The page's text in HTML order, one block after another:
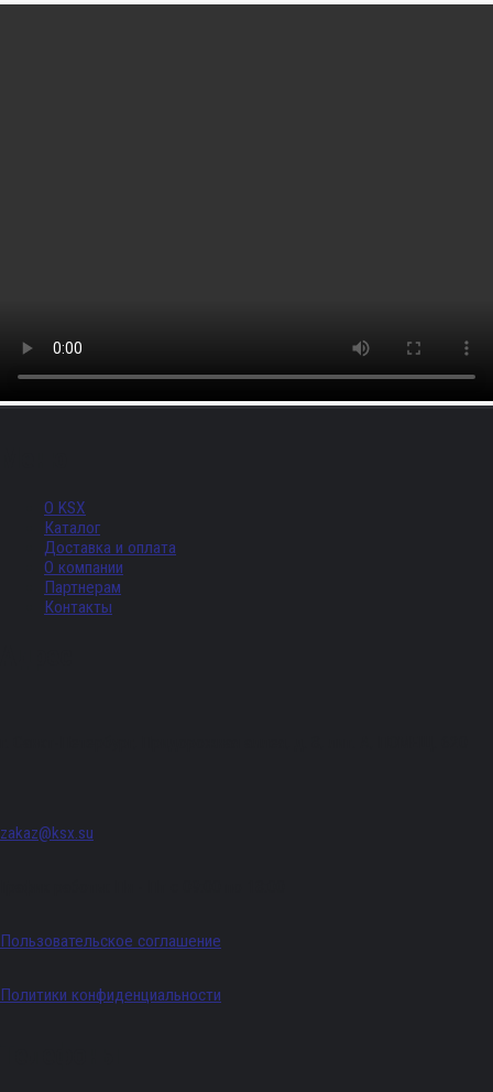
О KSX
Каталог
Доставка и оплата
О компании
Партнерам
Контакты
zakaz@ksx.su
Пользовательское соглашение
Политики конфиденциальности